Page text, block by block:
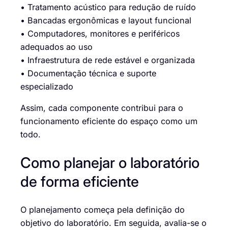
• Tratamento acústico para redução de ruído
• Bancadas ergonômicas e layout funcional
• Computadores, monitores e periféricos
adequados ao uso
• Infraestrutura de rede estável e organizada
• Documentação técnica e suporte
especializado
Assim, cada componente contribui para o
funcionamento eficiente do espaço como um
todo.
Como planejar o laboratório
de forma eficiente
O planejamento começa pela definição do
objetivo do laboratório. Em seguida, avalia-se o